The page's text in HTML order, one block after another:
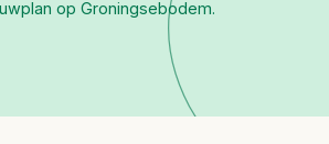
op Groningsebodem.